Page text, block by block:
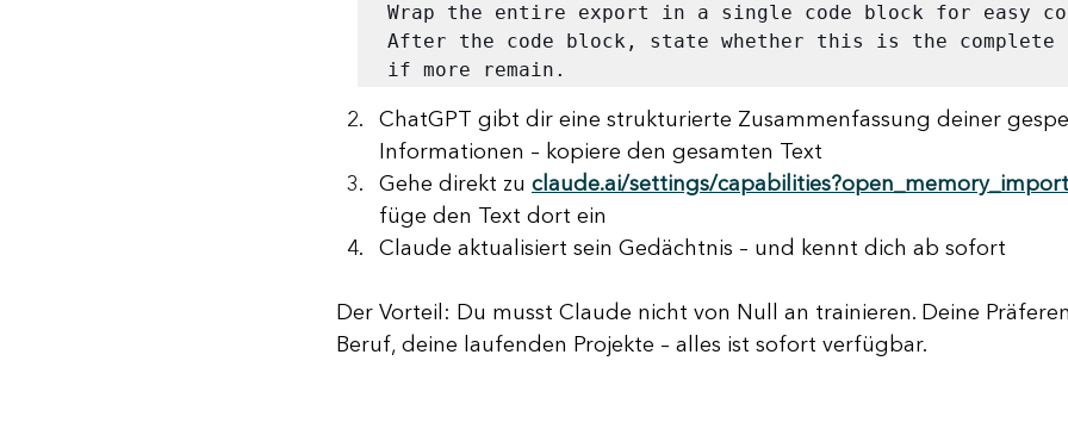
Wrap the entire export in a single code block for easy
After the code block, state whether this is the complete
if more remain.
ChatGPT gibt dir eine strukturierte Zusammenfassung deiner
Informationen – kopiere den gesamten Text
Gehe direkt zu claude.ai/settings/
füge den Text dort ein
Claude aktualisiert sein Gedächtnis – und kennt dich ab sofort
Der Vorteil: Du musst Claude nicht von Null an trainieren. Deine
Beruf, deine laufenden Projekte – alles ist sofort verfügbar.